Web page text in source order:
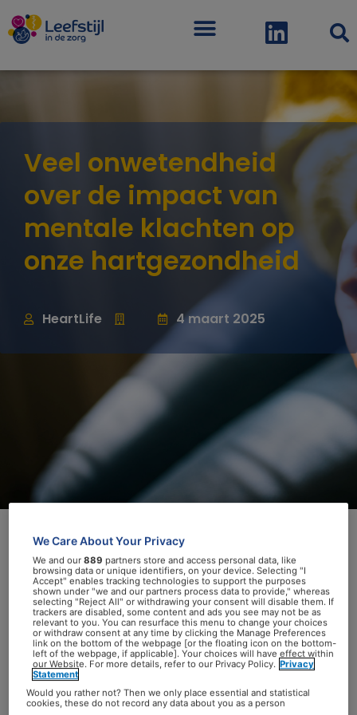
Menu
Veel onwetendheid
over de impact van
mentale klachten op
onze hartgezondheid
HeartLife 4 maart 2025
Wat weet Nederland over de connectie
tussen het hart en het hoofd? Opvallend
weinig, blijkt uit de uitkomsten van ‘de
hart-hoofd peiling’: de meerderheid weet
niet dat er überhaupt een relatie is. Aan de
peiling deden ruim 3.200, overwegend
vrouwelijke, respondenten mee met een
gemiddelde leeftijd van 56 jaar. “Er moet
We Care About Your Privacy
We and our889 partners store and access personal data, like
browsing data or unique identifiers, on your device. Selecting "I
Accept" enables tracking technologies to support the purposes
shown under "we and our partners process data to provide," whereas
selecting "Reject All" or withdrawing your consent will disable them. If
trackers are disabled, some content and ads you see may not be as
relevant to you. You can resurface this menu to change your choices
or withdraw consent at any time by clicking the Manage Preferences
link on the bottom of the webpage [or the floating icon on the bottom-
left of the webpage, if applicable]. Your choices will have effect within
our Website. For more details, refer to our Privacy Policy. Privacy
Statement
Would you rather not? Then we only place essential and statistical
cookies, these do not record any data about you as a person